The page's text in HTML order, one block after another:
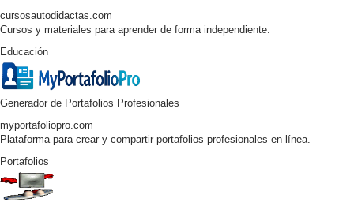
cursosautodidactas.com
Cursos y materiales para aprender de forma independiente.
Educación
Generador de Portafolios Profesionales
myportafoliopro.com
Plataforma para crear y compartir portafolios profesionales en línea.
Portafolios